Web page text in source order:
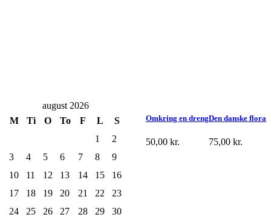
Den danske flora
75,00 kr.
Omkring en dreng
50,00 kr.
august 2026
M
Ti O To F L
S
1
2
3
4 5 6 7 8
9
10
11 12 13 14 15
16
17
18 19 20 21 22
23
24
25 26 27 28 29
30